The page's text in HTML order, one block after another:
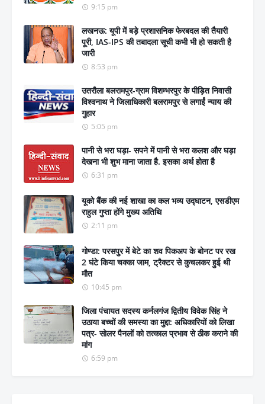
9:15 pm
लखनऊ: यूपी में बड़े प्रशासनिक फेरबदल की तैयारी
पूरी, IAS-IPS की तबादला सूची कभी भी हो सकती है
जारी
8:53 pm
उतरौला बलरामपुर-ग्राम विशम्भरपुर के पीड़ित निवासी
विश्वनाथ ने जिलाधिकारी बलरामपुर से लगाईं न्याय की
गुहार
5:05 pm
पानी से भरा घड़ा- सपने में पानी से भरा कलश और घड़ा
देखना भी शुभ माना जाता है. इसका अर्थ होता है
6:31 pm
यूको बैंक की नई शाखा का कल भव्य उद्घाटन, एसडीएम
राहुल गुप्ता होंगे मुख्य अतिथि
2:11 pm
गोण्डा: परसपुर में बेटे का शव पिकअप के बोनट पर रख
2 घंटे किया चक्का जाम, ट्रैक्टर से कुचलकर हुई थी
मौत
10:45 pm
जिला पंचायत सदस्य कर्नलगंज द्वितीय विवेक सिंह ने
उठाया बच्चों की समस्या का मुद्दा: अधिकारियों को लिखा
पत्र- सोलर पैनलों को तत्काल प्रभाव से ठीक कराने की
मांग
6:59 pm